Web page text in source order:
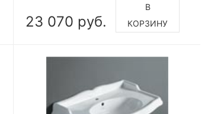
23 070 руб.
В
КОРЗИНУ